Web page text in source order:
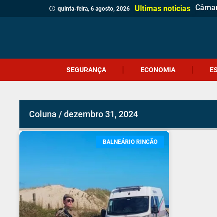
quinta-feira, 6 agosto, 2026 Ultimas noticias PM
Coral
Içara
PRF
Cocal
Volta
SEGURANÇA ECONOMIA
Coluna / dezembro 31, 2024
BALNEÁRIO RINCÃO